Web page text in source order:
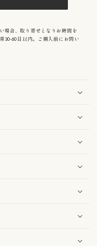
場合、取り寄せとなりお時間を
30-60日以内。ご購入前にお問い